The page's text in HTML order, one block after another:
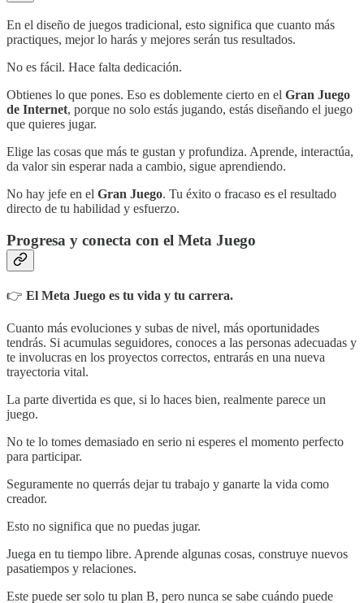
En el diseño de juegos tradicional, esto significa que cuanto más
practiques, mejor lo harás y mejores serán tus resultados.
No es fácil. Hace falta dedicación.
Obtienes lo que pones. Eso es doblemente cierto en el Gran Juego
de Internet, porque no solo estás jugando, estás diseñando el juego
que quieres jugar.
Elige las cosas que más te gustan y profundiza. Aprende, interactúa,
da valor sin esperar nada a cambio, sigue aprendiendo.
No hay jefe en el Gran Juego. Tu éxito o fracaso es el resultado
directo de tu habilidad y esfuerzo.
Progresa y conecta con el Meta Juego
👉 El Meta Juego es tu vida y tu carrera.
Cuanto más evoluciones y subas de nivel, más oportunidades
tendrás. Si acumulas seguidores, conoces a las personas adecuadas y
te involucras en los proyectos correctos, entrarás en una nueva
trayectoria vital.
La parte divertida es que, si lo haces bien, realmente parece un
juego.
No te lo tomes demasiado en serio ni esperes el momento perfecto
para participar.
Seguramente no querrás dejar tu trabajo y ganarte la vida como
creador.
Esto no significa que no puedas jugar.
Juega en tu tiempo libre. Aprende algunas cosas, construye nuevos
pasatiempos y relaciones.
Este puede ser solo tu plan B, pero nunca se sabe cuándo puede